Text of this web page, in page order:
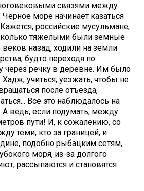
связями между
море начинает казаться
российские мусульмане,
тяжелыми были земные
назад, ходили на земли
будто переходя по
через речку в деревне. Им было
Хадж, учиться, уезжать, чтобы не
после отъезда,
Все это наблюдалось на
ведь, если подумать, между
пути! И, к сожалению, со
теми, кто за границей, и
подобно рыбацким сетям,
моря, из-за долгого
рассыпаются и становятся